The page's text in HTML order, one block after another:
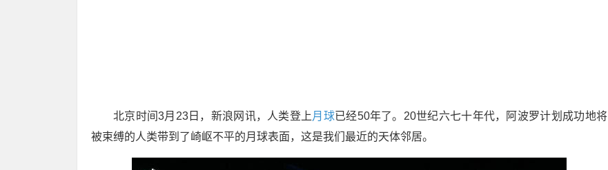
北京时间3月23日，新浪网讯，人类登上 月球已经50年了。20世纪六七十年代，阿波罗计划成功地将
被束缚的人类带到了崎岖不平的月球表面，这是我们最近的天体邻居。